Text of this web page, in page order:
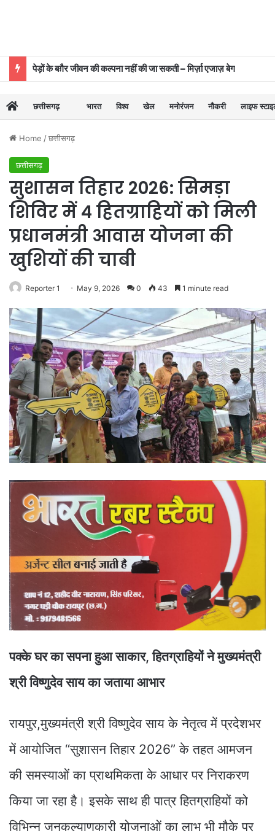
पेड़ों के बग़ैर जीवन की कल्पना नहीं की जा सकती – मिर्ज़ा एजाज़ बेग
छत्तीसगढ़ भारत विश्व खेल मनोरंजन नौकरी लाइफ
Home /छत्तीसगढ़
छत्तीसगढ़
सुशासन तिहार 2026: सिमड़ा
शिविर में 4 हितग्राहियों को मिली
प्रधानमंत्री आवास योजना की
खुशियों की चाबी
Reporter 1 May 9, 2026 0 43 1 minute read
पक्के घर का सपना हुआ साकार, हितग्राहियों ने मुख्यमंत्री
श्री विष्णुदेव साय का जताया आभार
रायपुर,मुख्यमंत्री श्री विष्णुदेव साय के नेतृत्व में प्रदेशभर
में आयोजित “सुशासन तिहार 2026” के तहत आमजन
की समस्याओं का प्राथमिकता के आधार पर निराकरण
किया जा रहा है। इसके साथ ही पात्र हितग्राहियों को
विभिन्न जनकल्याणकारी योजनाओं का लाभ भी मौके पर